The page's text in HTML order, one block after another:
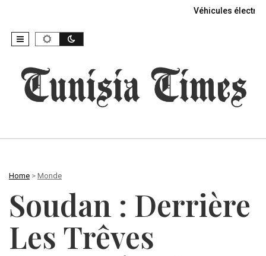
Véhicules
Home > Monde
Soudan : Derrière
Les Trêves